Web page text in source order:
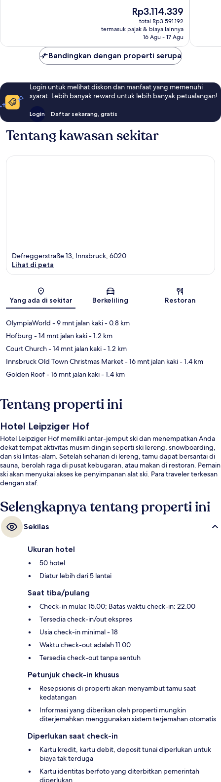
Harga
sekarang
Rp3.114.339
Rp3.114.339
total Rp3.591.192
termasuk pajak & biaya lainnya
16 Agu - 17 Agu
Bandingkan dengan properti serupa
Login untuk melihat diskon dan manfaat yang memenuhi
syarat. Lebih banyak reward untuk lebih banyak petualangan!
Login Daftar sekarang, gratis
Tentang kawasan sekitar
Peta
Defreggerstraße 13, Innsbruck, 6020
Lihat di peta
Yang ada di sekitar Berkeliling Restoran
OlympiaWorld - 9 mnt jalan kaki- 0.8 km
Hofburg - 14 mnt jalan kaki- 1.2 km
Court Church- 14 mnt jalan kaki- 1.2 km
Innsbruck Old Town Christmas Market- 16 mnt jalan kaki- 1.4 km
Golden Roof- 16 mnt jalan kaki- 1.4 km
Tentang properti ini
Hotel Leipziger Hof
Hotel Leipziger Hof memiliki antar-jemput ski dan menempatkan Anda
dekat tempat aktivitas musim dingin seperti ski lereng, snowboarding,
dan ski lintas-alam. Setelah seharian di lereng, tamu dapat bersantai di
sauna, berolah raga di pusat kebugaran, atau makan di restoran. Pemain
ski akan menyukai akses ke penyimpanan alat ski. Para traveler terkesan
dengan staf.
Selengkapnya tentang properti ini
Sekilas
Ukuran hotel
50 hotel
Diatur lebih dari 5 lantai
Saat tiba/pulang
Check-in mulai: 15.00; Batas waktu check-in: 22.00
Tersedia check-in/out ekspres
Usia check-in minimal - 18
Waktu check-out adalah 11.00
Tersedia check-out tanpa sentuh
Petunjuk check-in khusus
Resepsionis di properti akan menyambut tamu saat
kedatangan
Informasi yang diberikan oleh properti mungkin
diterjemahkan menggunakan sistem terjemahan otomatis
Diperlukan saat check-in
Kartu kredit, kartu debit, deposit tunai diperlukan untuk
biaya tak terduga
Kartu identitas berfoto yang diterbitkan pemerintah
diperlukan